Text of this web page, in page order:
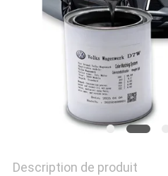
POLITIQUE
Description de produit